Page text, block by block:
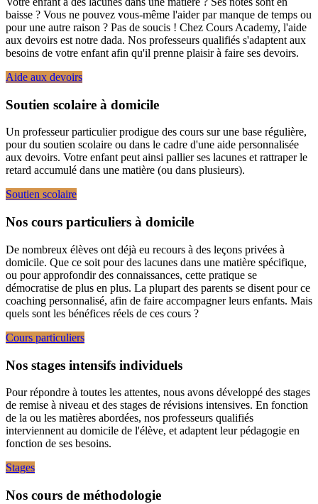
baisse ? Vous ne pouvez vous-même l'aider par manque de temps ou
pour une autre raison ? Pas de soucis ! Chez Cours Academy, l'aide
aux devoirs est notre dada. Nos professeurs qualifiés s'adaptent aux
besoins de votre enfant afin qu'il prenne plaisir à faire ses devoirs.
Aide aux devoirs
Soutien scolaire à domicile
Un professeur particulier prodigue des cours sur une base régulière,
pour du soutien scolaire ou dans le cadre d'une aide personnalisée
aux devoirs. Votre enfant peut ainsi pallier ses lacunes et rattraper le
retard accumulé dans une matière (ou dans plusieurs).
Soutien scolaire
Nos cours particuliers à domicile
De nombreux élèves ont déjà eu recours à des leçons privées à
domicile. Que ce soit pour des lacunes dans une matière spécifique,
ou pour approfondir des connaissances, cette pratique se
démocratise de plus en plus. La plupart des parents se disent pour ce
coaching personnalisé, afin de faire accompagner leurs enfants. Mais
quels sont les bénéfices réels de ces cours ?
Cours particuliers
Nos stages intensifs individuels
Pour répondre à toutes les attentes, nous avons développé des stages
de remise à niveau et des stages de révisions intensives. En fonction
de la ou les matières abordées, nos professeurs qualifiés
interviennent au domicile de l'élève, et adaptent leur pédagogie en
fonction de ses besoins.
Stages
Nos cours de méthodologie